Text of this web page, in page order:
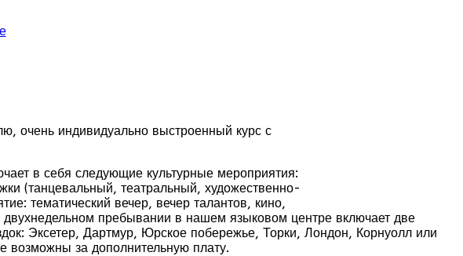
очень индивидуально выстроенный курс с
в себя следующие культурные мероприятия:
(танцевальный, театральный, художественно-
тематический вечер, вечер талантов, кино,
пребывании в нашем языковом центре включает две
Эксетер, Дартмур, Юрское побережье, Торки, Лондон, Корнуолл или
возможны за дополнительную плату.